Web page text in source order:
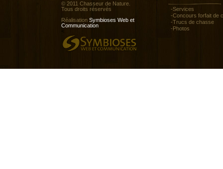
© 2011 Chasseur de Nature.
Tous droits réservés
Réalisation Symbioses Web et
Communication
-Services
-Concours forfait de
-Trucs de chasse
-Photos